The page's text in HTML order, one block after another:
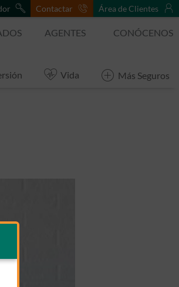
Contactar Área de Clientes
Vida Más Seguros
AGENTES CONÓCENOS